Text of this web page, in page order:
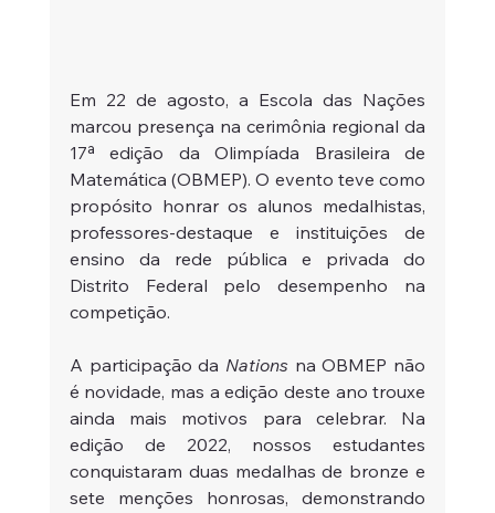
Em 22 de agosto, a Escola das Nações
marcou presença na cerimônia regional da
17ª edição da Olimpíada Brasileira de
Matemática (OBMEP). O evento teve como
propósito honrar os alunos medalhistas,
professores-destaque e instituições de
ensino da rede pública e privada do
Distrito Federal pelo desempenho na
competição.
A participação da Nations na OBMEP não
é novidade, mas a edição deste ano trouxe
ainda mais motivos para celebrar. Na
edição de 2022, nossos estudantes
conquistaram duas medalhas de bronze e
sete menções honrosas, demonstrando